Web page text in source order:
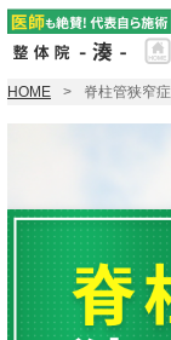
HOME 脊柱管狭窄症